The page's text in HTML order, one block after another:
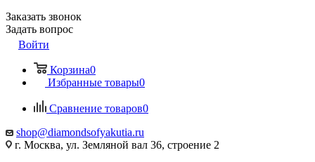
Заказать звонок
Задать вопрос
Войти
Корзина0
Избранные товары0
Сравнение товаров0
shop@diamondsofyakutia.ru
г. Москва, ул. Земляной вал 36, строение 2